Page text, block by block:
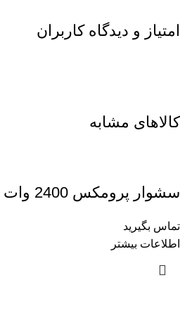
امتیاز و دیدگاه کاربران
کالاهای مشابه
سشوار پرومکس 2400 وات مدل 2400T
تماس بگیرید
اطلاعات بیشتر